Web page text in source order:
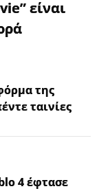
είναι
της
ταινίες
4 έφτασε